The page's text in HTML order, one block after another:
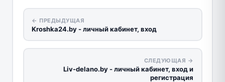
← ПРЕДЫДУЩАЯ
Kroshka24.by - личный кабинет, вход
СЛЕДУЮЩАЯ →
Liv-delano.by - личный кабинет, вход и
регистрация